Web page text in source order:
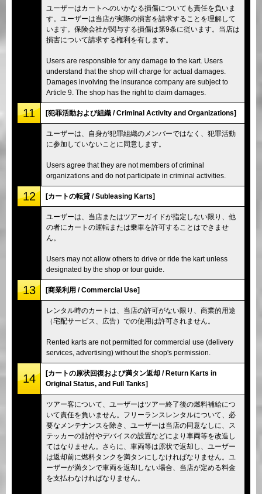
ユーザーはカートへのいかなる損傷についても責任を負いま
す。ユーザーは当店が実際の損害を請求することを理解して
います。保険会社が関与する損傷は第9条に従います。当店は
損害について請求する権利を有します。
Users are responsible for any damage to the kart. Users
understand that the shop will charge for actual damages.
Damages involving the insurance company are subject to
Article 9. The shop has the right to claim damages.
11 [犯罪活動および組織 / Criminal Activity and Organizations]
ユーザーは、自身が犯罪組織のメンバーではなく、犯罪活動
に参加していないことに同意します。
Users agree that they are not members of criminal
organizations and do not participate in criminal activities.
12 [カートの転貸 / Subleasing Karts]
ユーザーは、当店またはツアーガイドが指定しない限り、他
の者にカートの運転または乗車を許可することはできませ
ん。
Users may not allow others to drive or ride the kart unless
designated by the shop or tour guide.
13 [商業利用 / Commercial Use]
レンタル時のカートは、当店の許可がない限り、商業的用途
（宅配サービス、広告）での使用は許可されません。
Rented karts are not permitted for commercial use (delivery
services, advertising) without the shop's permission.
14
[カートの原状回復および満タン返却 / Return Karts in
Original Status, and Full Tanks]
ツアー客について、ユーザーはツアー終了後の燃料補給につ
いて責任を負いません。フリーランスレンタルについて、必
要なメンテナンスを除き、ユーザーは当店の同意なしに、ス
テッカーの貼付やデバイスの設置などにより車両等を改造し
てはなりません。さらに、車両等は原状で返却し、ユーザー
は返却前に燃料タンクを満タンにしなければなりません。ユ
ーザーが満タンで車両を返却しない場合、当店が定める料金
を支払わなければなりません。